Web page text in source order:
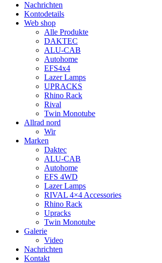
Nachrichten
Kontodetails
Web shop
Alle Produkte
DAKTEC
ALU-CAB
Autohome
EFS4x4
Lazer Lamps
UPRACKS
Rhino Rack
Rival
Twin Monotube
Allrad nord
Wir
Marken
Daktec
ALU-CAB
Autohome
EFS 4WD
Lazer Lamps
RIVAL 4×4 Accessories
Rhino Rack
Upracks
Twin Monotube
Galerie
Video
Nachrichten
Kontakt